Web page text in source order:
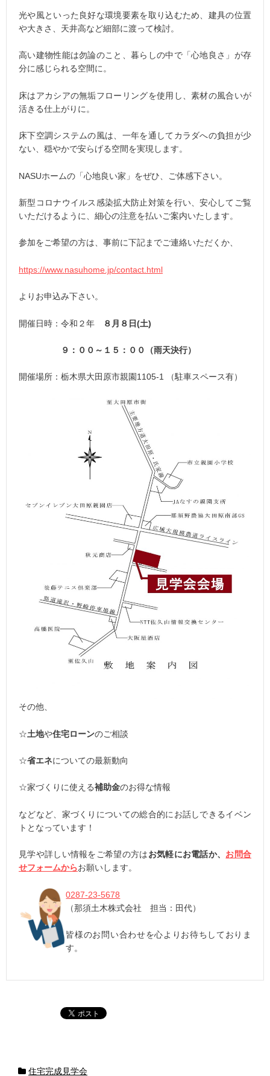
光や風といった良好な環境要素を取り込むため、建具の位置
や大きさ、天井高など細部に渡って検討。
高い建物性能は勿論のこと、暮らしの中で「心地良さ」が存
分に感じられる空間に。
床はアカシアの無垢フローリングを使用し、素材の風合いが
活きる仕上がりに。
床下空調システムの風は、一年を通してカラダへの負担が少
ない、穏やかで安らげる空間を実現します。
NASUホームの「心地良い家」をぜひ、ご体感下さい。
新型コロナウイルス感染拡大防止対策を行い、安心してご覧
いただけるように、細心の注意を払いご案内いたします。
参加をご希望の方は、事前に下記までご連絡いただくか、
https://www.nasuhome.jp/contact.html
よりお申込み下さい。
開催日時：令和２年 ８月８日(土)
９：００～１５：００（雨天決行）
開催場所：栃木県大田原市親園1105-1 （駐車スペース有）
その他、
☆土地や住宅ローンのご相談
☆省エネについての最新動向
☆家づくりに使える補助金のお得な情報
などなど、家づくりについての総合的にお話しできるイベン
トとなっています！
見学や詳しい情報をご希望の方はお気軽にお電話か、 お問合
せフォームからお願いします。
0287-23-5678
（那須土木株式会社 担当：田代）
皆様のお問い合わせを心よりお待ちしておりま
す。
住宅完成見学会